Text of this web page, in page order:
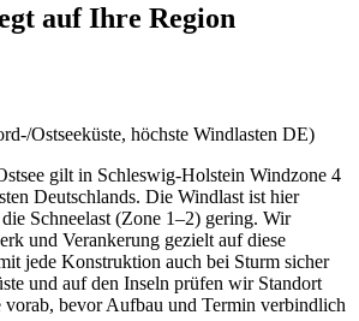
auf Ihre Region
Ostseeküste, höchste Windlasten DE)
gilt in Schleswig-Holstein Windzone 4
Deutschlands. Die Windlast ist hier
Schneelast (Zone 1–2) gering. Wir
und Verankerung gezielt auf diese
jede Konstruktion auch bei Sturm sicher
und auf den Inseln prüfen wir Standort
vorab, bevor Aufbau und Termin verbindlich